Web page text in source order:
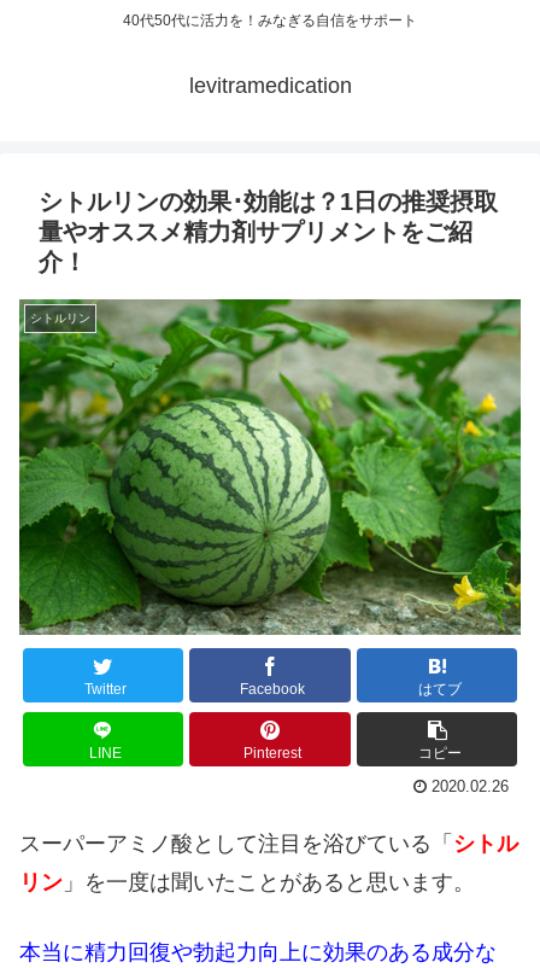
40代50代に活力を！みなぎる自信をサポート
levitramedication
シトルリンの効果･効能は？1日の推奨摂取
量やオススメ精力剤サプリメントをご紹
介！
シトルリン
Twitter Facebook はてブ
LINE Pinterest コピー
2020.02.26
スーパーアミノ酸として注目を浴びている「 シトル
リン 」を一度は聞いたことがあると思います。
本当に精力回復や勃起力向上に効果のある成分な